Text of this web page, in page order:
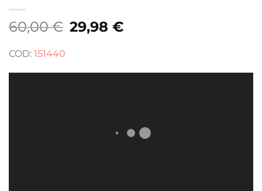
60,00€ Il
prezzo
29,98€Il
prezzo
COD: 151440